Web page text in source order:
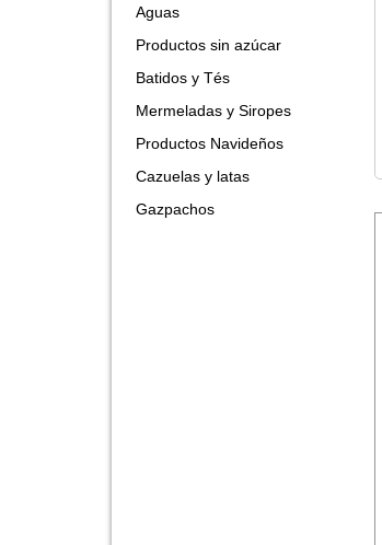
Aguas
Productos sin azúcar
Batidos y Tés
Mermeladas y Siropes
Productos Navideños
Cazuelas y latas
Gazpachos